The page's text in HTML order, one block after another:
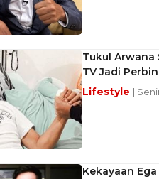
Tukul Arwana
TV Jadi
Lifestyle |
Kekayaan